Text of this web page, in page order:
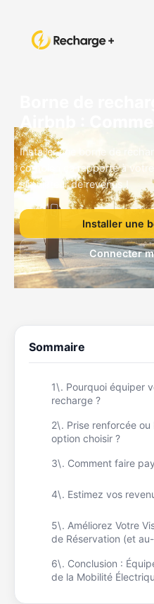
Airbnb :
Installer une borne de
combien ça rapporte à
simulateur de revenus !
Installer une
Connecter
Sommaire
1\. Pourquoi équiper
recharge ?
2\. Prise renforcée
option choisir ?
3\. Comment faire
4\. Estimez vos
5\. Améliorez Votre
de Réservation (et
6\. Conclusion :
de la Mobilité